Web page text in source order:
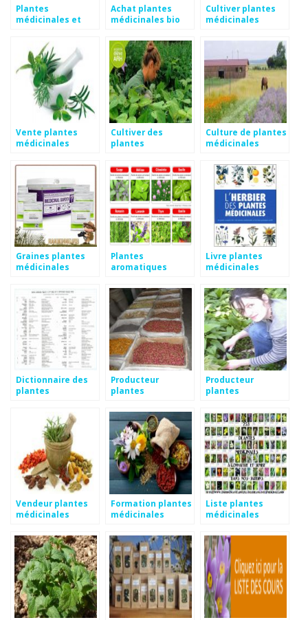
Plantes
médicinales et
Achat plantes
médicinales bio
Cultiver plantes
médicinales
Vente plantes
médicinales
Cultiver des
plantes
Culture de plantes
médicinales
Graines plantes
médicinales
Plantes
aromatiques
Livre plantes
médicinales
Dictionnaire des
plantes
Producteur
plantes
Producteur
plantes
Vendeur plantes
médicinales
Formation plantes
médicinales
Liste plantes
médicinales